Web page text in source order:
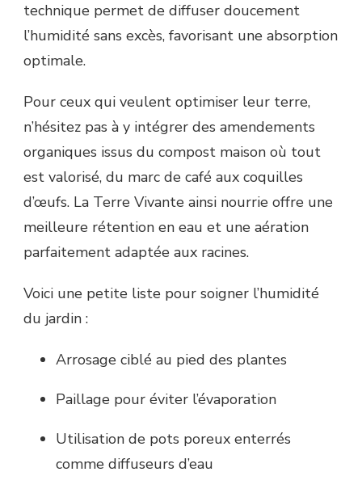
technique permet de diffuser doucement
l’humidité sans excès, favorisant une absorption
optimale.
Pour ceux qui veulent optimiser leur terre,
n’hésitez pas à y intégrer des amendements
organiques issus du compost maison où tout
est valorisé, du marc de café aux coquilles
d’œufs. La Terre Vivante ainsi nourrie offre une
meilleure rétention en eau et une aération
parfaitement adaptée aux racines.
Voici une petite liste pour soigner l’humidité
du jardin :
Arrosage ciblé au pied des plantes
Paillage pour éviter l’évaporation
Utilisation de pots poreux enterrés
comme diffuseurs d’eau